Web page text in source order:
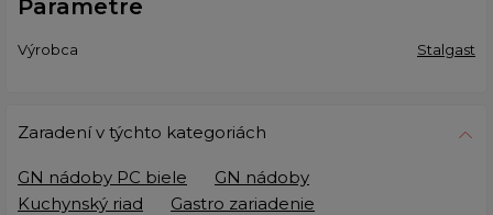
Parametre
Výrobca Stalgast
Zaradení v týchto kategoriách
GN nádoby PC biele
GN nádoby
Kuchynský riad
Gastro zariadenie